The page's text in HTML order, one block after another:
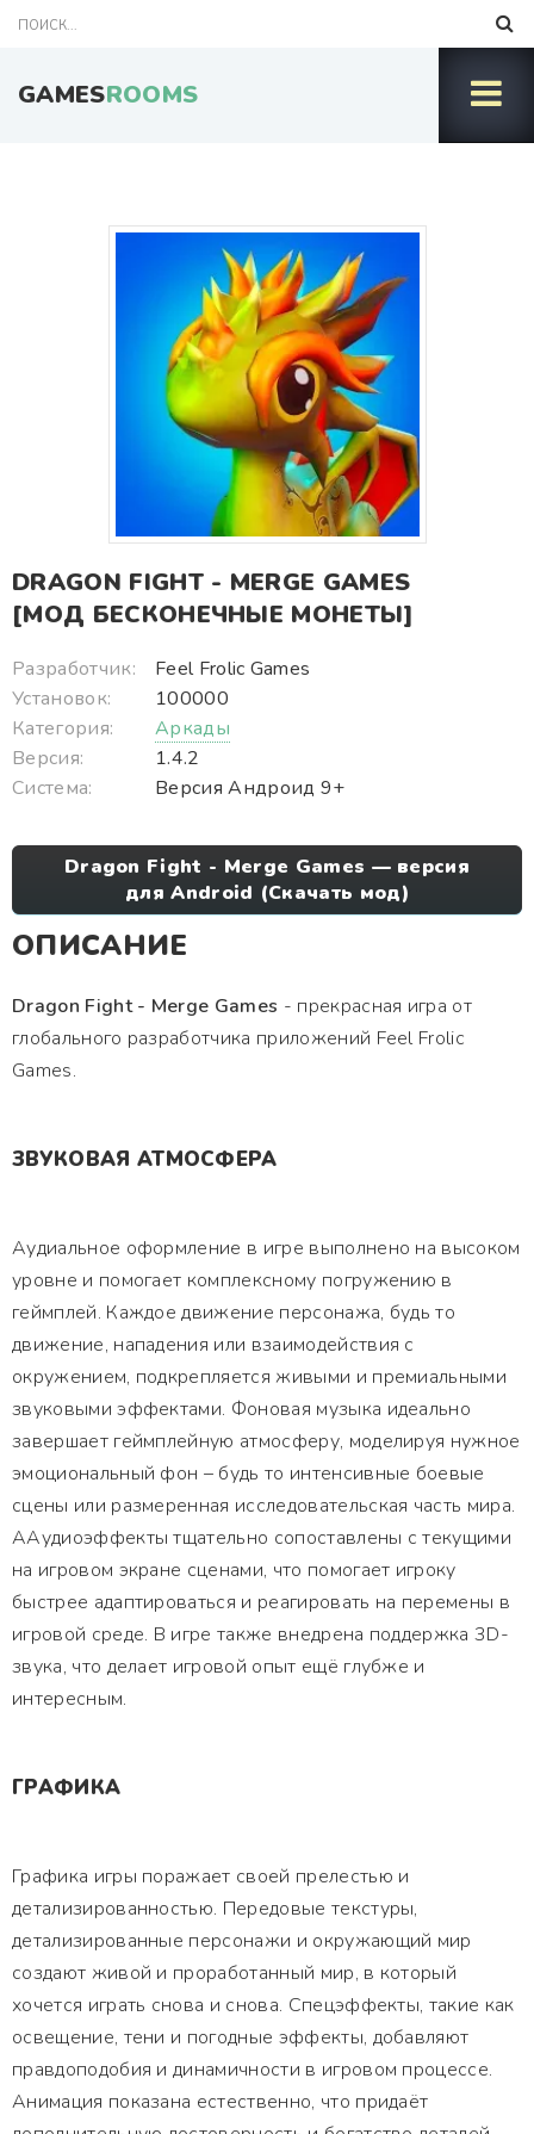
GAMESROOMS
DRAGON FIGHT - MERGE GAMES
[МОД БЕСКОНЕЧНЫЕ МОНЕТЫ]
Разработчик:
Feel Frolic Games
Установок:
100000
Категория:
Аркады
Версия:
1.4.2
Система:
Версия Андроид 9+
Dragon Fight - Merge Games — версия
для Android (Скачать мод)
ОПИСАНИЕ
Dragon Fight - Merge Games - прекрасная игра от
глобального разработчика приложений Feel Frolic
Games.
ЗВУКОВАЯ АТМОСФЕРА
Аудиальное оформление в игре выполнено на высоком
уровне и помогает комплексному погружению в
геймплей. Каждое движение персонажа, будь то
движение, нападения или взаимодействия с
окружением, подкрепляется живыми и премиальными
звуковыми эффектами. Фоновая музыка идеально
завершает геймплейную атмосферу, моделируя нужное
эмоциональный фон – будь то интенсивные боевые
сцены или размеренная исследовательская часть мира.
ААудиоэффекты тщательно сопоставлены с текущими
на игровом экране сценами, что помогает игроку
быстрее адаптироваться и реагировать на перемены в
игровой среде. В игре также внедрена поддержка 3D-
звука, что делает игровой опыт ещё глубже и
интересным.
ГРАФИКА
Графика игры поражает своей прелестью и
детализированностью. Передовые текстуры,
детализированные персонажи и окружающий мир
создают живой и проработанный мир, в который
хочется играть снова и снова. Спецэффекты, такие как
освещение, тени и погодные эффекты, добавляют
правдоподобия и динамичности в игровом процессе.
Анимация показана естественно, что придаёт